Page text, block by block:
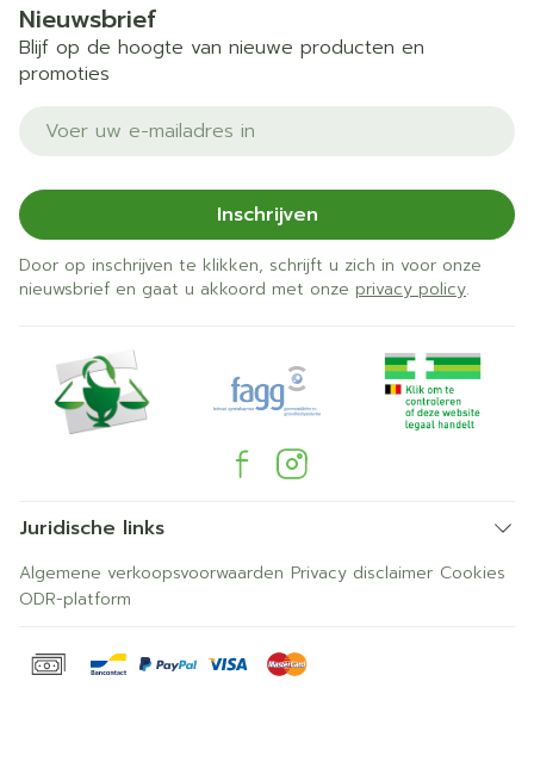
Nieuwsbrief
Blijf op de hoogte van nieuwe producten en
promoties
E-mail adres
Inschrijven
Door op inschrijven te klikken, schrijft u zich in voor onze
nieuwsbrief en gaat u akkoord met onze privacy policy.
Juridische links
Algemene verkoopsvoorwaarden Privacy disclaimer Cookies
ODR-platform